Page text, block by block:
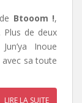
de Btooom !,
. Plus de deux
Inoue
sa toute
LIRE LA SUITE